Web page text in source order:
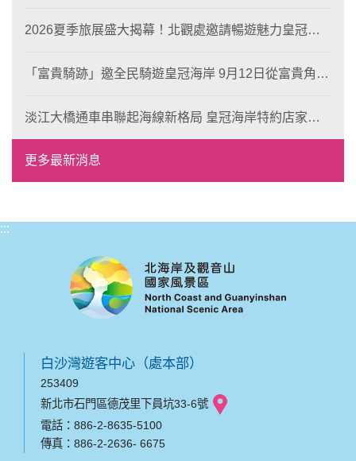
2026夏季旅展盛大揭幕！北觀處邀請暢遊魅力皇冠海
「富貴騎跡」邀全民騎遊皇冠海岸 9月12日從富貴角出
淡江大橋通車串聯起海線新格局 皇冠海岸特約店家、
風格形塑即日起開放報名
更多最新消息
:::
白沙灣遊客中心（處本部）
253409
新北市石門區德茂里下員坑33-6號
電話：886-2-8635-5100
傳真：886-2-2636- 6675